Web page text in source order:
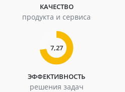
КАЧЕСТВО
продукта и сервиса
7,27
ЭФФЕКТИВНОСТЬ
решения задач